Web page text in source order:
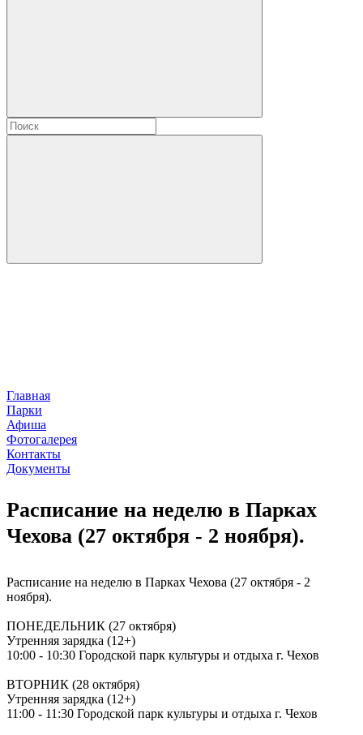
Главная
Парки
Афиша
Фотогалерея
Контакты
Документы
Расписание на неделю в Парках
Чехова (27 октября - 2 ноября).
Расписание на неделю в Парках Чехова (27 октября - 2
ноября).
ПОНЕДЕЛЬНИК (27 октября)
Утренняя зарядка (12+)
10:00 - 10:30 Городской парк культуры и отдыха г. Чехов
ВТОРНИК (28 октября)
Утренняя зарядка (12+)
11:00 - 11:30 Городской парк культуры и отдыха г. Чехов